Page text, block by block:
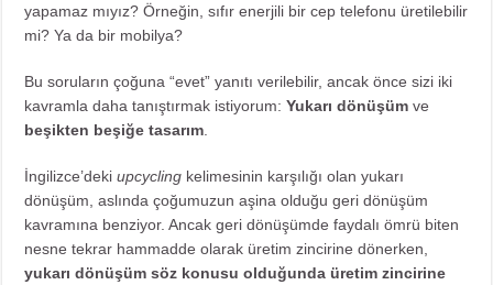
yapamaz mıyız? Örneğin, sıfır enerjili bir cep telefonu üretilebilir
mi? Ya da bir mobilya?
Bu soruların çoğuna “evet” yanıtı verilebilir, ancak önce sizi iki
kavramla daha tanıştırmak istiyorum:Yukarı dönüşüm ve
beşikten beşiğe tasarım
İngilizce’dekiupcycling kelimesinin karşılığı olan yukarı
dönüşüm, aslında çoğumuzun aşina olduğu geri dönüşüm
kavramına benziyor. Ancak geri dönüşümde faydalı ömrü biten
nesne tekrar hammadde olarak üretim zincirine dönerken,
yukarı dönüşüm söz konusu olduğunda üretim zincirine